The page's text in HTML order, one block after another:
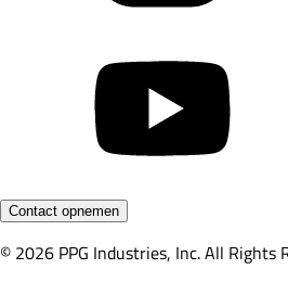
Contact opnemen
© 2026 PPG Industries, Inc. All Rights